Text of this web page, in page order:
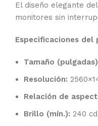
El diseño elegante
monitores sin
Especificaciones del
Tamaño
Resolución:
Relación de
Brillo (mín.): 240